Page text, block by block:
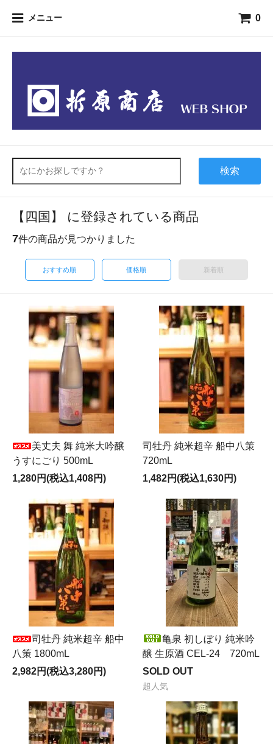
メニュー 0
検索
【四国】 に登録されている商品
7件の商品が見つかりました
おすすめ順 価格順 新着順
美丈夫 舞 純米大吟醸
うすにごり 500mL
1,280円(税込1,408円)
司牡丹 純米超辛 船中八策
720mL
1,482円(税込1,630円)
司牡丹 純米超辛 船中
八策 1800mL
2,982円(税込3,280円)
亀泉 初しぼり 純米吟
醸 生原酒 CEL-24 720mL
SOLD OUT
超人気